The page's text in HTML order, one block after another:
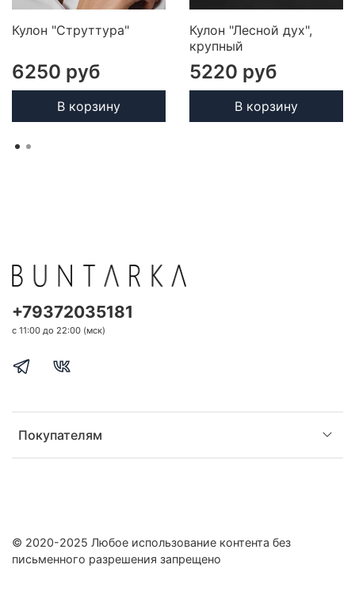
Кулон "Струттура"
6250 руб
В корзину
Кулон "Лесной дух",
крупный
5220 руб
В корзину
Покупателям
+79372035181
с 11:00 до 22:00 (мск)
© 2020-2025 Любое использование контента без
письменного разрешения запрещено